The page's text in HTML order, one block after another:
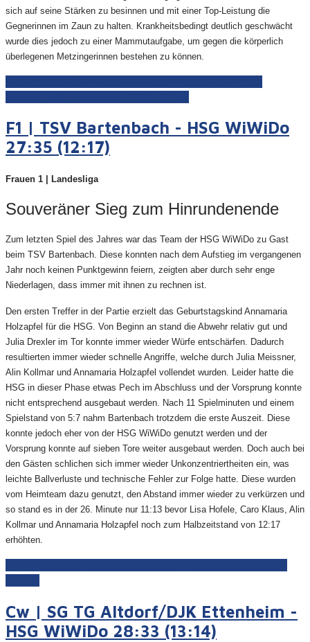
sich auf seine Stärken zu besinnen und mit einer Top-Leistung die
Gegnerinnen im Zaun zu halten. Krankheitsbedingt deutlich geschwächt
wurde dies jedoch zu einer Mammutaufgabe, um gegen die körperlich
überlegenen Metzingerinnen bestehen zu können.
F1 | TSV Bartenbach - HSG WiWiDo
27:35 (12:17)
Frauen 1 | Landesliga
Souveräner Sieg zum Hinrundenende
Zum letzten Spiel des Jahres war das Team der HSG WiWiDo zu Gast
beim TSV Bartenbach. Diese konnten nach dem Aufstieg im vergangenen
Jahr noch keinen Punktgewinn feiern, zeigten aber durch sehr enge
Niederlagen, dass immer mit ihnen zu rechnen ist.
Den ersten Treffer in der Partie erzielt das Geburtstagskind Annamaria
Holzapfel für die HSG. Von Beginn an stand die Abwehr relativ gut und
Julia Drexler im Tor konnte immer wieder Würfe entschärfen. Dadurch
resultierten immer wieder schnelle Angriffe, welche durch Julia Meissner,
Alin Kollmar und Annamaria Holzapfel vollendet wurden. Leider hatte die
HSG in dieser Phase etwas Pech im Abschluss und der Vorsprung konnte
nicht entsprechend ausgebaut werden. Nach 11 Spielminuten und einem
Spielstand von 5:7 nahm Bartenbach trotzdem die erste Auszeit. Diese
konnte jedoch eher von der HSG WiWiDo genutzt werden und der
Vorsprung konnte auf sieben Tore weiter ausgebaut werden. Doch auch bei
den Gästen schlichen sich immer wieder Unkonzentriertheiten ein, was
leichte Ballverluste und technische Fehler zur Folge hatte. Diese wurden
vom Heimteam dazu genutzt, den Abstand immer wieder zu verkürzen und
so stand es in der 26. Minute nur 11:13 bevor Lisa Hofele, Caro Klaus, Alin
Kollmar und Annamaria Holzapfel noch zum Halbzeitstand von 12:17
erhöhten.
Cw | SG TG Altdorf/DJK Ettenheim -
HSG WiWiDo 28:33 (13:14)